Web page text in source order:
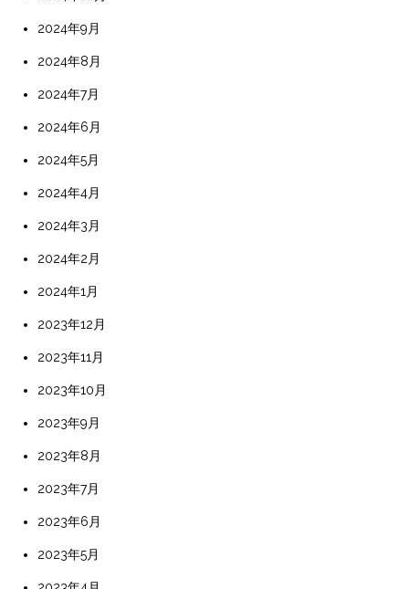
2024年9月
2024年8月
2024年7月
2024年6月
2024年5月
2024年4月
2024年3月
2024年2月
2024年1月
2023年12月
2023年11月
2023年10月
2023年9月
2023年8月
2023年7月
2023年6月
2023年5月